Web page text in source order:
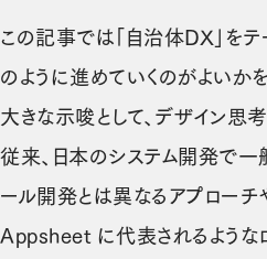
この記事では「自治体DX」を
のように進めていくのがよいか
大きな示唆として、デザイン思
従来、日本のシステム開発で一
ール開発とは異なるアプローチ
Appsheet に代表されるような